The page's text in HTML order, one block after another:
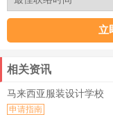
相关资讯
马来西亚服装设计学校
申请指南